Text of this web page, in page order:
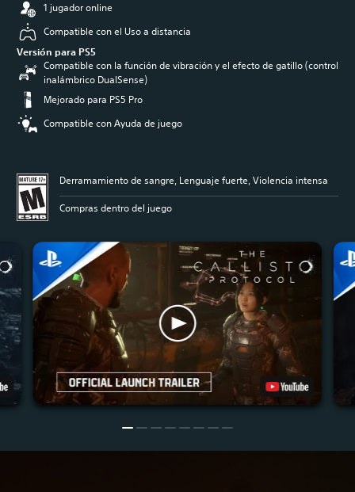
1 jugador online
Compatible con el Uso a distancia
Versión para PS5
Compatible con la función de vibración y el efecto de gatillo (control
inalámbrico DualSense)
Mejorado para PS5 Pro
Compatible con Ayuda de juego
Derramamiento de sangre, Lenguaje fuerte, Violencia intensa
Compras dentro del juego